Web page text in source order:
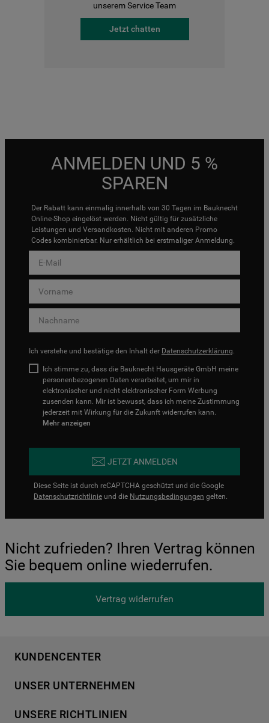
unserem Service Team
Jetzt chatten
ANMELDEN UND 5 %
SPAREN
Der Rabatt kann einmalig innerhalb von 30 Tagen im Bauknecht
Online-Shop eingelöst werden. Nicht gültig für zusätzliche
Leistungen und Versandkosten. Nicht mit anderen Promo
Codes kombinierbar. Nur erhältlich bei erstmaliger Anmeldung.
Ich verstehe und bestätige den Inhalt der Datenschutzerklärung.
Ich stimme zu, dass die Bauknecht Hausgeräte GmbH meine
personenbezogenen Daten verarbeitet, um mir in
elektronischer und nicht elektronischer Form Werbung
zusenden kann. Mir ist bewusst, dass ich meine Zustimmung
jederzeit mit Wirkung für die Zukunft widerrufen kann.
Mehr anzeigen
JETZT ANMELDEN
Diese Seite ist durch reCAPTCHA geschützt und die Google
Datenschutzrichtlinie und die Nutzungsbedingungen gelten.
Nicht zufrieden? Ihren Vertrag können
Sie bequem online wiederrufen.
Vertrag widerrufen
KUNDENCENTER
Händlersuche
Häufige Fragen
UNSER UNTERNEHMEN
Für Händler
UNSERE RICHTLINIEN